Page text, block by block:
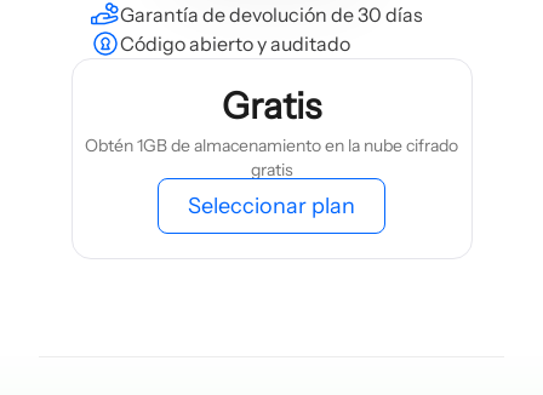
Garantía de devolución de 30 días
Código abierto y auditado
Gratis
Obtén 1GB de almacenamiento en la nube cifrado
gratis
Seleccionar plan